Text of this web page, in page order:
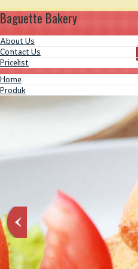
Baguette Bakery
About Us
Contact Us
Pricelist
Home
Produk